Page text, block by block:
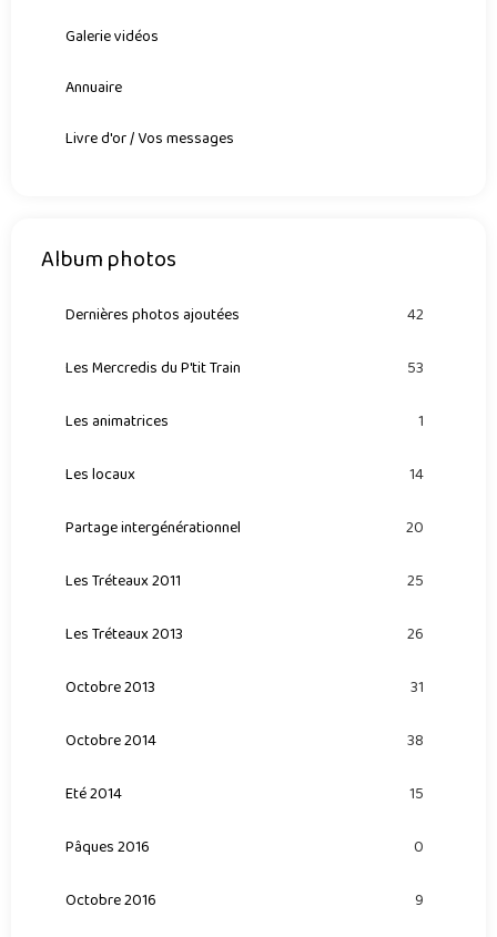
Galerie vidéos
Annuaire
Livre d'or / Vos messages
Album photos
Dernières photos ajoutées 42
Les Mercredis du P'tit Train 53
Les animatrices 1
Les locaux 14
Partage intergénérationnel 20
Les Tréteaux 2011 25
Les Tréteaux 2013 26
Octobre 2013 31
Octobre 2014 38
Eté 2014 15
Pâques 2016 0
Octobre 2016 9